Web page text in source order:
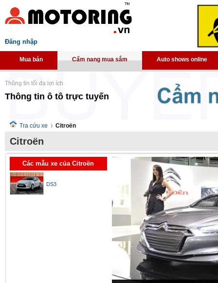
Đăng nhập
Mua bán Cẩm nang mua sắm Auto shows online
Thông tin tối đa lợi ích
Thông tin ô tô trực tuyến
Tra cứu xe Citroën
Citroën
Các mẫu xe của Citroën
DS3